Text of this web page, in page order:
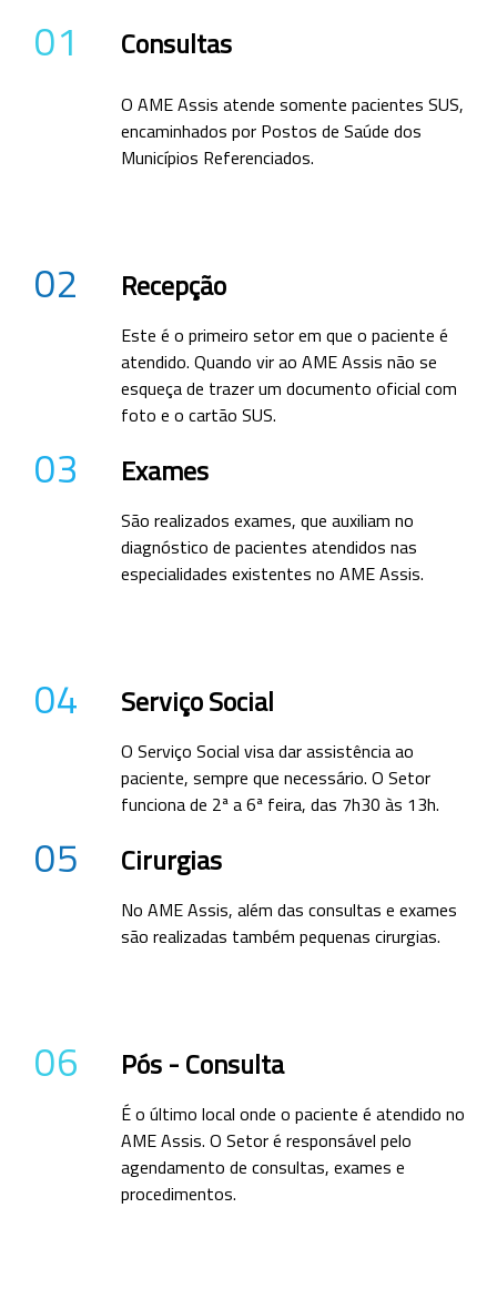
01 Consultas
O AME Assis atende somente pacientes SUS,
encaminhados por Postos de Saúde dos
Municípios Referenciados.
02 Recepção
Este é o primeiro setor em que o paciente é
atendido. Quando vir ao AME Assis não se
esqueça de trazer um documento oficial com
foto e o cartão SUS.
03 Exames
São realizados exames, que auxiliam no
diagnóstico de pacientes atendidos nas
especialidades existentes no AME Assis.
04 Serviço Social
O Serviço Social visa dar assistência ao
paciente, sempre que necessário. O Setor
funciona de 2ª a 6ª feira, das 7h30 às 13h.
05 Cirurgias
No AME Assis, além das consultas e exames
são realizadas também pequenas cirurgias.
06 Pós - Consulta
É o último local onde o paciente é atendido no
AME Assis. O Setor é responsável pelo
agendamento de consultas, exames e
procedimentos.